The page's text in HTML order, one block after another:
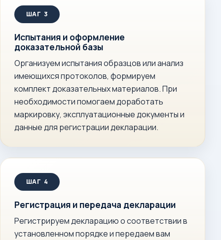
Испытания и оформление
доказательной базы
Организуем испытания образцов или анализ
имеющихся протоколов, формируем
комплект доказательных материалов. При
необходимости помогаем доработать
маркировку, эксплуатационные документы и
данные для регистрации декларации.
Регистрация и передача декларации
Регистрируем декларацию о соответствии в
установленном порядке и передаем вам